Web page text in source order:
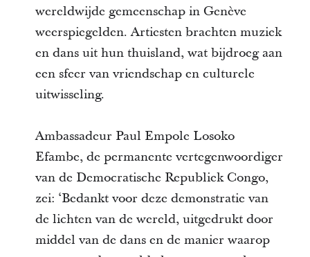
wereldwijde gemeenschap in Genève
weerspiegelden. Artiesten brachten muziek
en dans uit hun thuisland, wat bijdroeg aan
een sfeer van vriendschap en culturele
uitwisseling.
Ambassadeur Paul Empole Losoko
Efambe, de permanente vertegenwoordiger
van de Democratische Republiek Congo,
zei: ‘Bedankt voor deze demonstratie van
de lichten van de wereld, uitgedrukt door
middel van de dans en de manier waarop